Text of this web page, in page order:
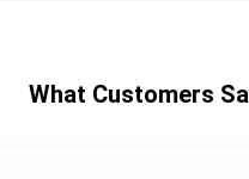
What Customers